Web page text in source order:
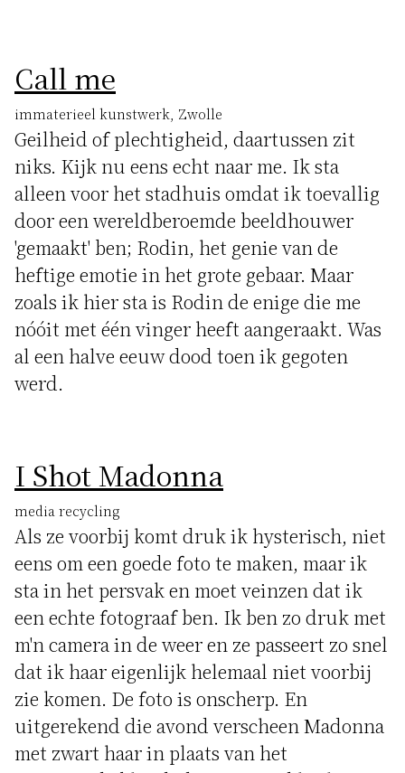
Call me
immaterieel kunstwerk, Zwolle
Geilheid of plechtigheid, daartussen zit
niks. Kijk nu eens echt naar me. Ik sta
alleen voor het stadhuis omdat ik toevallig
door een wereldberoemde beeldhouwer
'gemaakt' ben; Rodin, het genie van de
heftige emotie in het grote gebaar. Maar
zoals ik hier sta is Rodin de enige die me
nóóit met één vinger heeft aangeraakt. Was
al een halve eeuw dood toen ik gegoten
werd.
I Shot Madonna
media recycling
Als ze voorbij komt druk ik hysterisch, niet
eens om een goede foto te maken, maar ik
sta in het persvak en moet veinzen dat ik
een echte fotograaf ben. Ik ben zo druk met
m'n camera in de weer en ze passeert zo snel
dat ik haar eigenlijk helemaal niet voorbij
zie komen. De foto is onscherp. En
uitgerekend die avond verscheen Madonna
met zwart haar in plaats van het